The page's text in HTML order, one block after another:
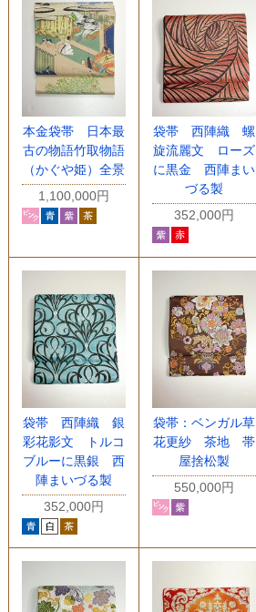
本金袋帯 日本最
古の物語竹取物語
（かぐや姫）全景
1,100,000円
袋帯 西陣織 螺
旋流麗文 ローズ
に黒金 西陣まい
づる製
352,000円
袋帯 西陣織 銀
彩花影文 トルコ
ブルーに黒銀 西
陣まいづる製
352,000円
袋帯：ベンガル草
花更紗 茶地 帯
屋捨松製
550,000円